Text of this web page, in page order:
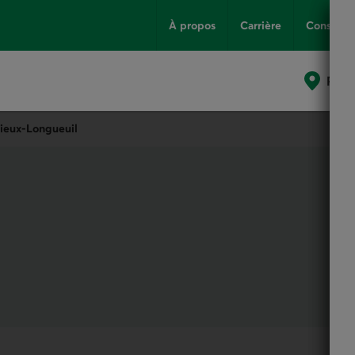
À propos Carrière Conseils
Longueuil